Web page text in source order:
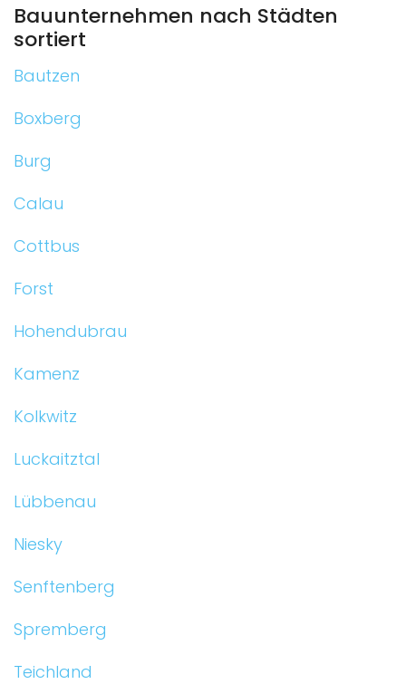
Bauunternehmen nach Städten
sortiert
Bautzen
Boxberg
Burg
Calau
Cottbus
Forst
Hohendubrau
Kamenz
Kolkwitz
Luckaitztal
Lübbenau
Niesky
Senftenberg
Spremberg
Teichland